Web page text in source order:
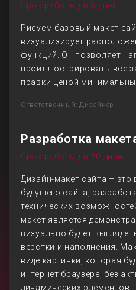
Срок работы до 5 дней
Рисуем базовый макет
визуализирует
функций. Он позволяет
проиллюстрировать все
правки ценой
Ответственный: Дизайнер
Разработка
Срок работы до 20 дней
Дизайн-макет сайта – это
будущего сайта,
технических
макет является
визуально будет
верстки и наполнения.
виде картинки, которая
интернет браузере, без
динамических элементов.